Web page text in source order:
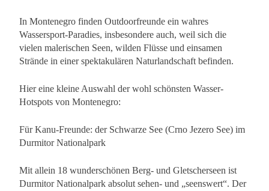
In Montenegro finden Outdoorfreunde ein wahres
Wassersport-Paradies, insbesondere auch, weil sich die
vielen malerischen Seen, wilden Flüsse und einsamen
Strände in einer spektakulären Naturlandschaft befinden.
Hier eine kleine Auswahl der wohl schönsten Wasser-
Hotspots von Montenegro:
Für Kanu-Freunde: der Schwarze See (Crno Jezero See) im
Durmitor Nationalpark
Mit allein 18 wunderschönen Berg- und Gletscherseen ist
Durmitor Nationalpark absolut sehen- und „seenswert“. Der